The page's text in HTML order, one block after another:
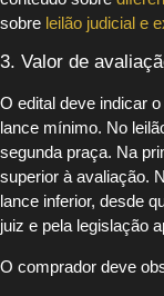
sobre leilão judicial e
3. Valor de
O edital deve indicar
lance mínimo. No
segunda praça. Na
superior à avaliação.
lance inferior, desde
juiz e pela legislação
O comprador deve